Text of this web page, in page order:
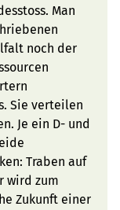
Man
noch der
Sie verteilen
Je ein D- und
Traben auf
wird zum
Zukunft einer